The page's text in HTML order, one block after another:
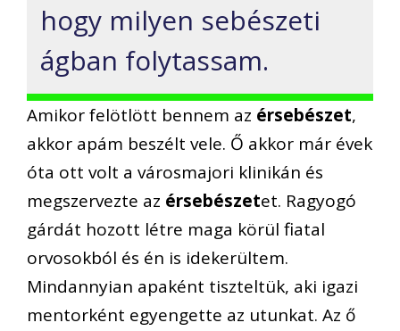
hogy milyen sebészeti
ágban folytassam.
Amikor felötlött bennem az érsebészet,
akkor apám beszélt vele. Ő akkor már évek
óta ott volt a városmajori klinikán és
megszervezte az érsebészetet. Ragyogó
gárdát hozott létre maga körül fiatal
orvosokból és én is idekerültem.
Mindannyian apaként tiszteltük, aki igazi
mentorként egyengette az utunkat. Az ő